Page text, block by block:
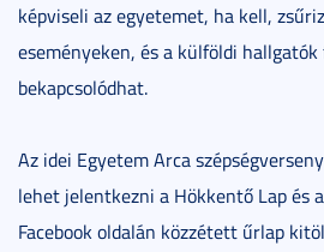
képviseli az egyetemet, ha kell,
eseményeken, és a külföldi hallgatók
bekapcsolódhat.
Az idei Egyetem Arca
lehet jelentkezni a Hökkentő Lap és
Facebook oldalán közzétett űrlap